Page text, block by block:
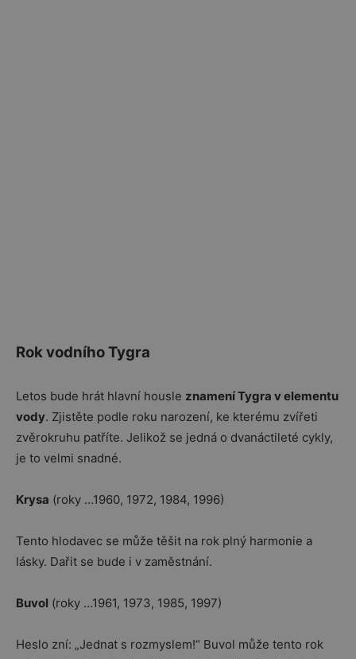
Rok vodního Tygra
Letos bude hrát hlavní housle znamení Tygra v elementu
vody. Zjistěte podle roku narození, ke kterému zvířeti
zvěrokruhu patříte. Jelikož se jedná o dvanáctileté cykly,
je to velmi snadné.
Krysa (roky …1960, 1972, 1984, 1996)
Tento hlodavec se může těšit na rok plný harmonie a
lásky. Dařit se bude i v zaměstnání.
Buvol (roky …1961, 1973, 1985, 1997)
Heslo zní: „Jednat s rozmyslem!“ Buvol může tento rok